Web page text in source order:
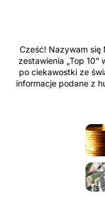
Cześć! Nazywam się
zestawienia „Top
po ciekawostki ze
informacje podane z